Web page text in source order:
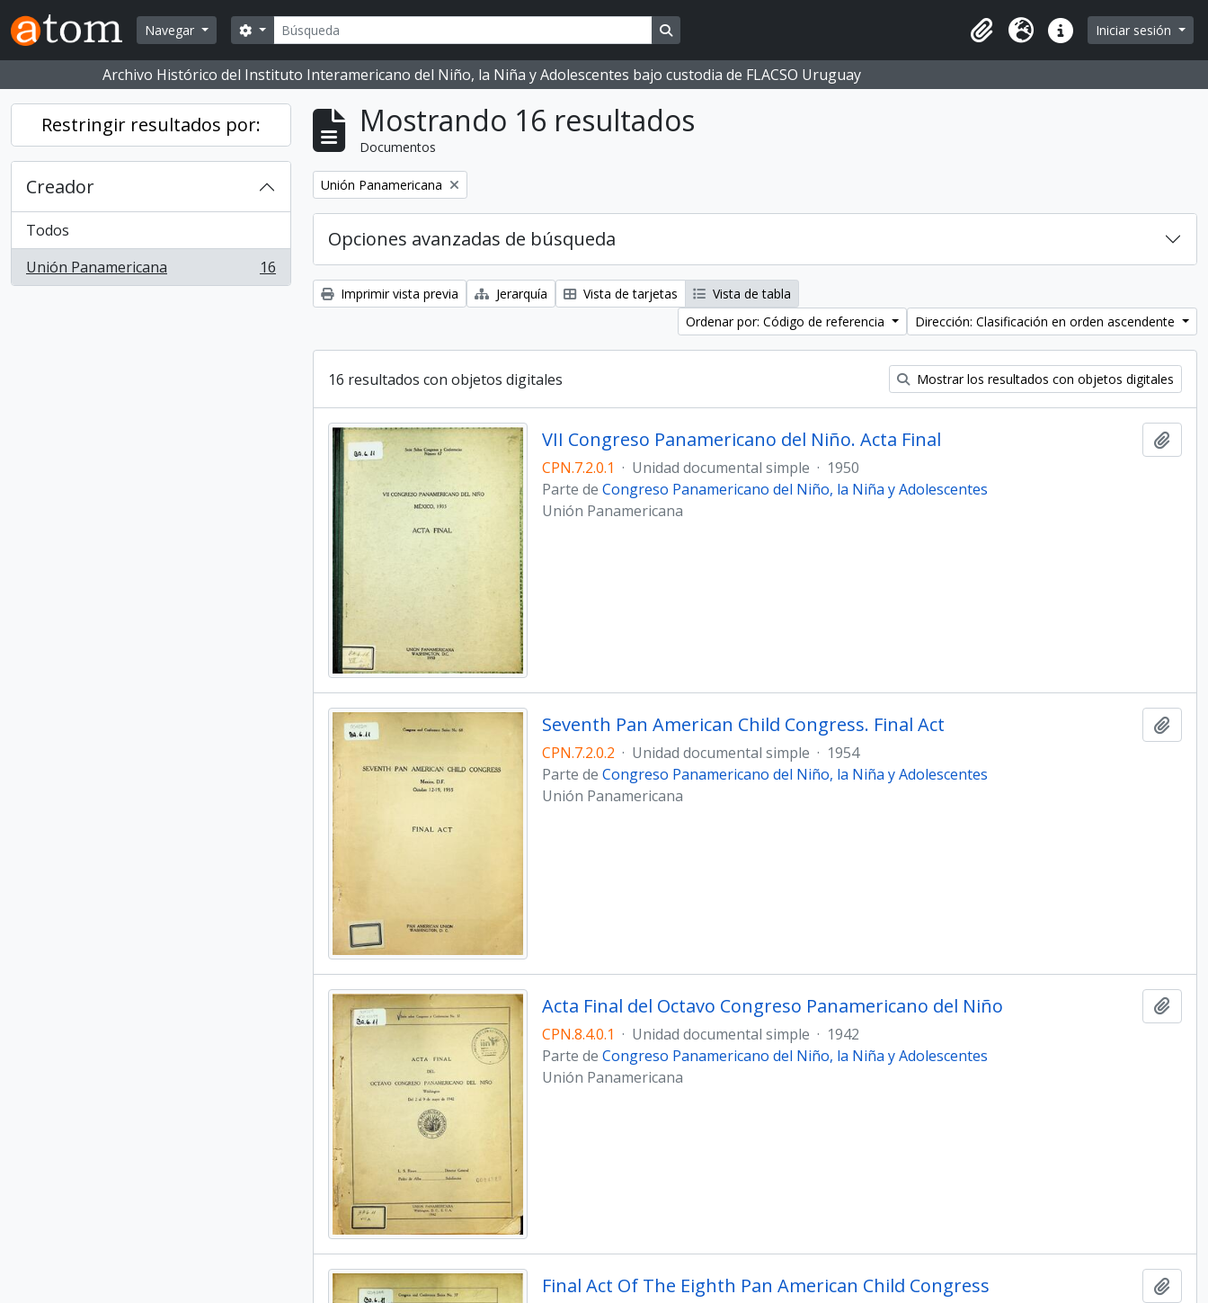
Skip to main content
Navegar
Buscar
Opciones de búsqueda
Portapapeles
Idioma Enlaces rápidos
Iniciar sesión
Archivo Histórico del Instituto Interamericano del Niño, la Niña y Adolescentes bajo custodia de FLACSO Uruguay
Restringir resultados por:
Creador
Todos
Unión Panamericana
, 16 resultados 16
Mostrando 16 resultados
Documentos
Eliminar filtro:
Unión Panamericana
Opciones avanzadas de búsqueda
Imprimir vista previa Jerarquía Vista de tarjetas
Vista de tabla
Ordenar por: Código de referencia
Dirección: Clasificación en orden ascendente
16 resultados con objetos digitales Mostrar los resultados con objetos digitales
VII Congreso Panamericano del Niño. Acta Final
CPN.7.2.0.1 · Unidad documental simple · 1950
Parte de Congreso Panamericano del Niño, la Niña y Adolescentes
Unión Panamericana
Seventh Pan American Child Congress. Final Act
CPN.7.2.0.2 · Unidad documental simple · 1954
Parte de Congreso Panamericano del Niño, la Niña y Adolescentes
Unión Panamericana
Acta Final del Octavo Congreso Panamericano del Niño
CPN.8.4.0.1 · Unidad documental simple · 1942
Parte de Congreso Panamericano del Niño, la Niña y Adolescentes
Unión Panamericana
Final Act Of The Eighth Pan American Child Congress